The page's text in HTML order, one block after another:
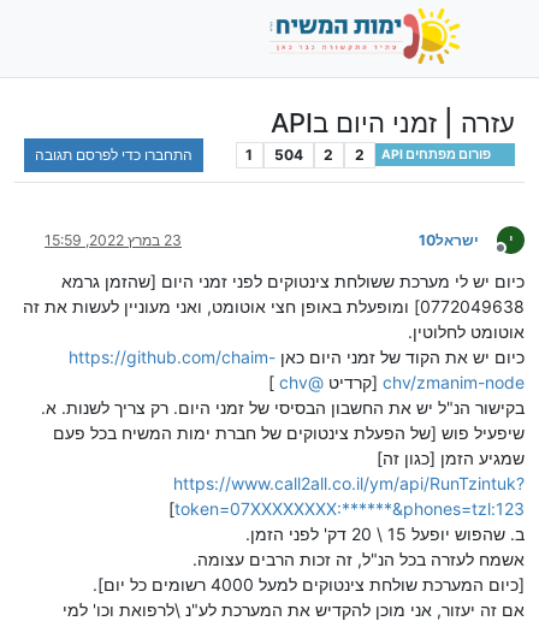
עזרה | זמני היום בAPI
פורום מפתחים API 2
2
504
1 התחברו כדי לפרסם תגובה
י
מנותק
ישראל10 23 במרץ 2022, 15:59
כיום יש לי מערכת ששולחת צינטוקים לפני זמני היום [שהזמן גרמא
0772049638] ומופעלת באופן חצי אוטומט, ואני מעוניין לעשות את זה
אוטומט לחלוטין.
כיום יש את הקוד של זמני היום כאן https://github.com/chaim-
chv/zmanim-node [קרדיט @
chv
]
בקישור הנ"ל יש את החשבון הבסיסי של זמני היום. רק צריך לשנות. א.
שיפעיל פוש [של הפעלת צינטוקים של חברת ימות המשיח בכל פעם
שמגיע הזמן [כגון זה]
https://www.call2all.co.il/ym/api/RunTzintuk?
token=07XXXXXXXX:******&phones=tzl:123
]
ב. שהפוש יופעל 15 \ 20 דק' לפני הזמן.
אשמח לעזרה בכל הנ"ל, זה זכות הרבים עצומה.
[כיום המערכת שולחת צינטוקים למעל 4000 רשומים כל יום].
אם זה יעזור, אני מוכן להקדיש את המערכת לע"נ \לרפואת וכו' למי